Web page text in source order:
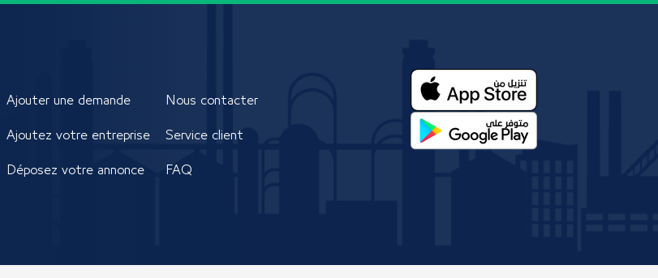
Ajouter une demande
Ajoutez votre entreprise
Déposez votre annonce
Nous contacter
Service client
FAQ